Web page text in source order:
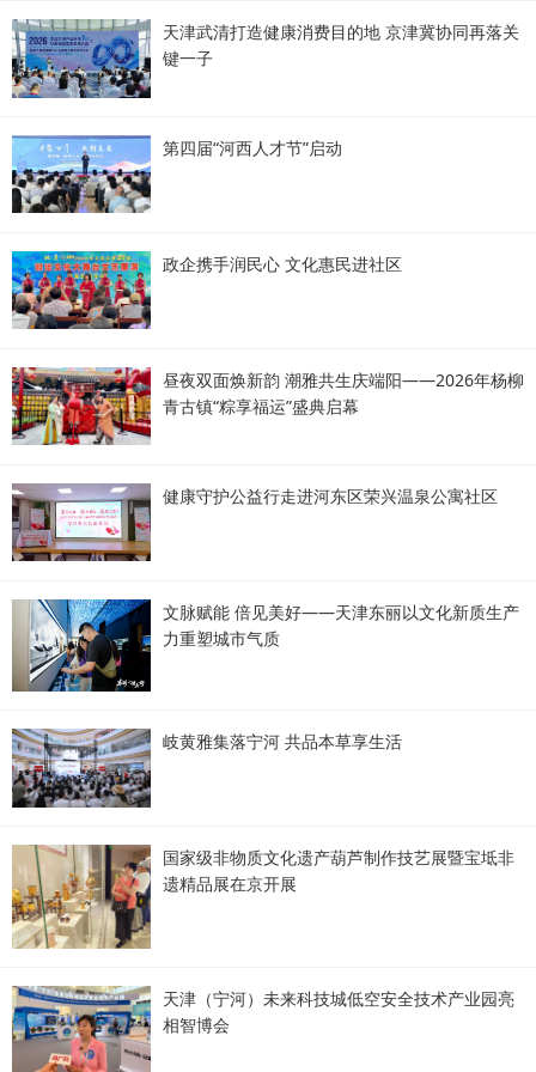
天津武清打造健康消费目的地 京津冀协同再落关
键一子
第四届“河西人才节”启动
政企携手润民心 文化惠民进社区
昼夜双面焕新韵 潮雅共生庆端阳——2026年杨柳
青古镇“粽享福运”盛典启幕
健康守护公益行走进河东区荣兴温泉公寓社区
文脉赋能 倍见美好——天津东丽以文化新质生产
力重塑城市气质
岐黄雅集落宁河 共品本草享生活
国家级非物质文化遗产葫芦制作技艺展暨宝坻非
遗精品展在京开展
天津（宁河）未来科技城低空安全技术产业园亮
相智博会